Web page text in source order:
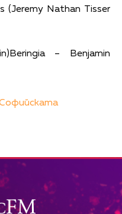
(Jeremy Nathan Tisser
– Benjamin